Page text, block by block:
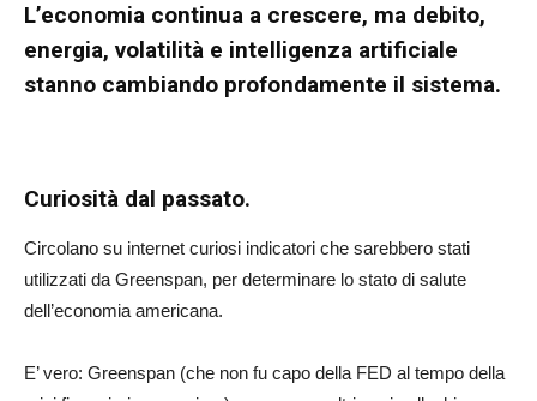
L’economia continua a crescere, ma debito,
energia, volatilità e intelligenza artificiale
stanno cambiando profondamente il sistema.
Curiosità dal passato.
Circolano su internet curiosi indicatori che sarebbero stati
utilizzati da Greenspan, per determinare lo stato di salute
dell’economia americana.
E’ vero: Greenspan (che non fu capo della FED al tempo della